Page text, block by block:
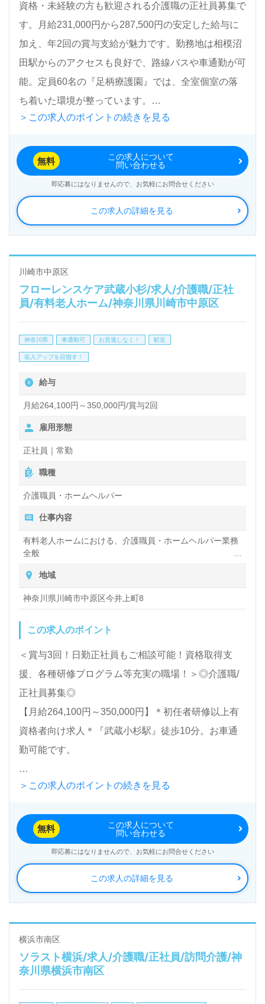
資格・未経験の方も歓迎される介護職の正社員募集で
す。月給231,000円から287,500円の安定した給与に
加え、年2回の賞与支給が魅力です。勤務地は相模沼
田駅からのアクセスも良好で、路線バスや車通勤が可
能。定員60名の『足柄療護園』では、全室個室の落
ち着いた環境が整っています。
様一人ひとりに寄り添った支援を行っています。介護
職の経験がない方でも、充実したOJTや研修プログラ
ムが用意されており、先輩職員からのサポートが受け
られるため安心してスタートできます。明るく活気あ
る職場環境の中で、キャリアアップを目指すことも可
能です。
「障がい者福祉業界で働きたい」「転職で新たな挑戦
をしたい」と考えている方には最適な職場です。ご興
提供や、転職相談が可能です。医療・福祉業界の求人
電話でのお問い合わせも受け付けており、完全無料の
サービスで年収交渉や求人紹介を行っています。非公
開求人も取り扱っているため、ぜひお気軽にご相談く
ださい。
＞この求人のポイントの続きを見る
この求人の詳細を見る
無料
この求人について
問い合わせる
即応募にはなりませんので、お気軽にお問合せください
川崎市中原区
フローレンスケア武蔵小杉/求人/介護職/正社
員/有料老人ホーム/神奈川県川崎市中原区
神奈川県 車通勤可 お見逃しなく！ 駅近
収入アップを目指す！
給与
月給264,100円～350,000円/賞与2回
雇用形態
正社員｜常勤
職種
介護職員・ホームヘルパー
仕事内容
有料老人ホームにおける、介護職員・ホームヘルパー業務
全般
入浴や排せつ、食事などの身体的サポートや、買い物や掃
除、洗濯など日常生活のサポートなど
地域
神奈川県川崎市中原区今井上町8
この求人のポイント
＜賞与3回！日勤正社員もご相談可能！資格取得支
援、各種研修プログラム等充実の職場！＞◎介護職/
正社員募集◎
【月給264,100円～350,000円】＊初任者研修以上有
資格者向け求人＊『武蔵小杉駅』徒歩10分。お車通
勤可能です。
入居定員80名（全室個室）『フローレンスケア武蔵
の運営です。神奈川県、東京都を中心に17施設、21
事業の訪問介護、デイサービス、有料老人ホーム、グ
ループホーム、総合建設業、不動産事業を展開されて
います。サービスコンセプトは『思いやりの心と確か
な介護技術で、介護高齢者の明るい未来を！』掲げる
企業様です。
◎お一人おひとりに寄り添った介護支援、職員様同士
の気遣いと思いやりを大切にするチームが魅力の事業
＞この求人のポイントの続きを見る
この求人の詳細を見る
無料
この求人について
問い合わせる
即応募にはなりませんので、お気軽にお問合せください
横浜市南区
ソラスト横浜/求人/介護職/正社員/訪問介護/神
奈川県横浜市南区